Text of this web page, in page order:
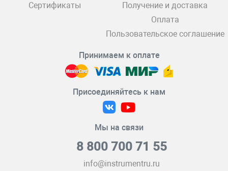
Сертификаты
Получение и доставка
Оплата
Пользовательское соглашение
Принимаем к оплате
Присоединяйтесь к нам
Мы на связи
8 800 700 71 55
info@instrumentru.ru